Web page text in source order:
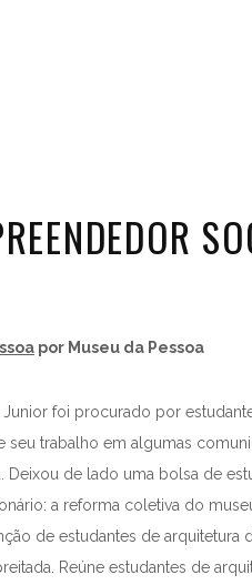
por Museu da Pessoa
Junior foi procurado por
seu trabalho em algumas
Deixou de lado uma bolsa de
a reforma coletiva do
de estudantes de arquitetura
Reúne estudantes de